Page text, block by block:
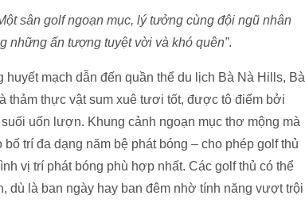
sân golf ngoạn mục, lý tưởng cùng đội ngũ nhân
những ấn tượng tuyệt vời và khó quên”.
mạch dẫn đến quần thể du lịch Bà Nà Hills, Bà
thảm thực vật sum xuê tươi tốt, được tô điểm bởi
uốn lượn. Khung cảnh ngoạn mục thơ mộng mà
trí đa dạng năm bệ phát bóng – cho phép golf thủ
vị trí phát bóng phù hợp nhất. Các golf thủ có thể
dù là ban ngày hay ban đêm nhờ tính năng vượt trội